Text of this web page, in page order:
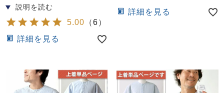
5.00 （6）
詳細を見る
詳細を見る